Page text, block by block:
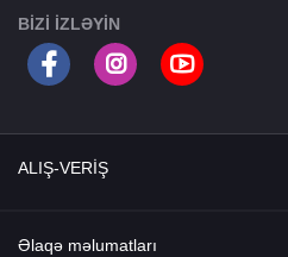
BIZI IZLƏYIN
ALIŞ-VERİŞ
Ana səhifə
Əlaqə məlumatları